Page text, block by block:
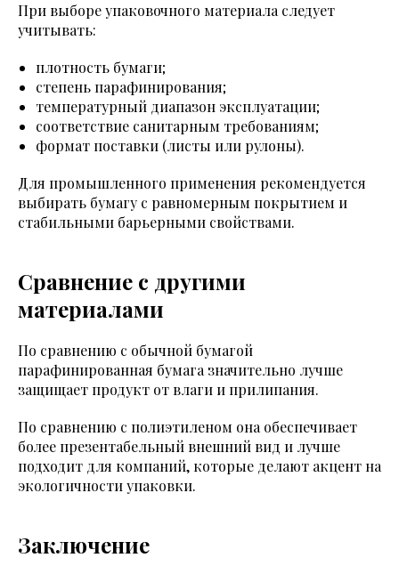
При выборе упаковочного материала следует
учитывать:
плотность бумаги;
степень парафинирования;
температурный диапазон эксплуатации;
соответствие санитарным требованиям;
формат поставки (листы или рулоны).
Для промышленного применения рекомендуется
выбирать бумагу с равномерным покрытием и
стабильными барьерными свойствами.
Сравнение с другими
материалами
По сравнению с обычной бумагой
парафинированная бумага значительно лучше
защищает продукт от влаги и прилипания.
По сравнению с полиэтиленом она обеспечивает
более презентабельный внешний вид и лучше
подходит для компаний, которые делают акцент на
экологичности упаковки.
Заключение